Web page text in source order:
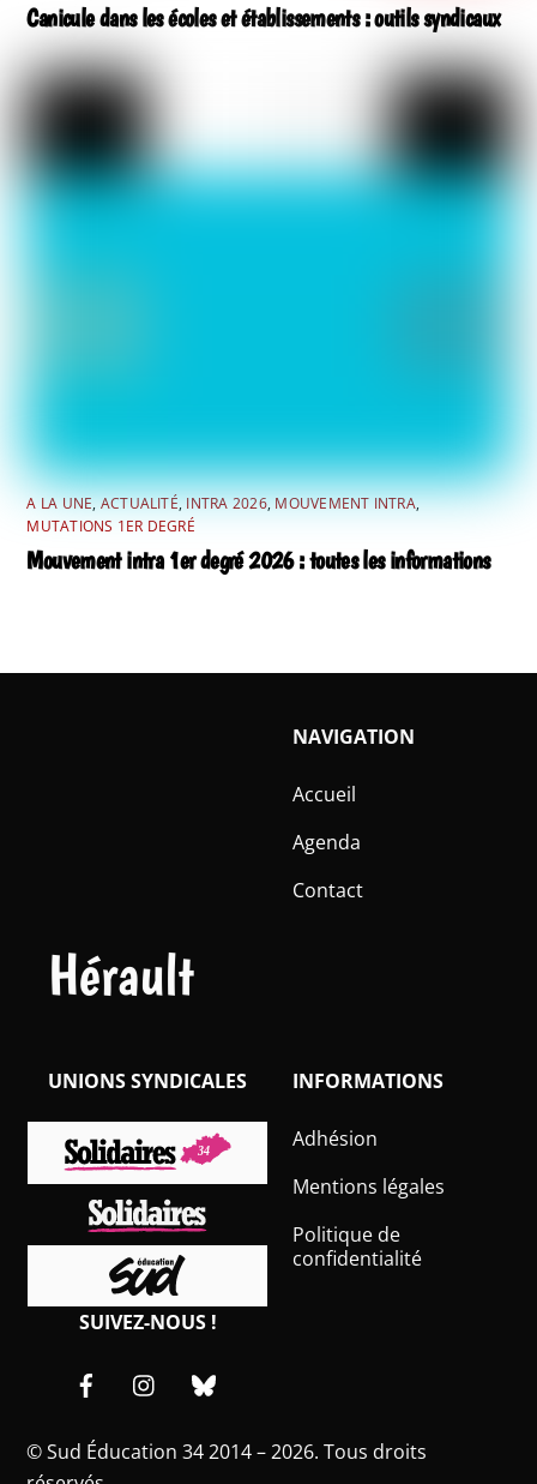
Canicule dans les écoles et établissements : outils syndicaux
A LA UNE,ACTUALITÉ,INTRA 2026,MOUVEMENT INTRA,
MUTATIONS 1ER DEGRÉ
Mouvement intra 1er degré 2026 : toutes les informations
Hérault
NAVIGATION
Accueil
Agenda
Contact
INFORMATIONS
Adhésion
Mentions légales
Politique de
confidentialité
SUIVEZ-NOUS !
FacebookInstagram
UNIONS SYNDICALES
©Sud Éducation 342014 – 2026. Tous droits